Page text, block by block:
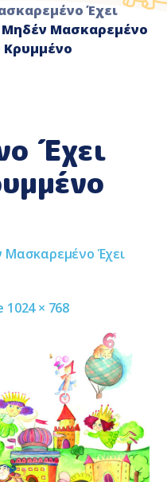
Έχει
Μηδέν Μασκαρεμένο
Κρυμμένο
Έχει
Μασκαρεμένο Έχει
1024 × 768